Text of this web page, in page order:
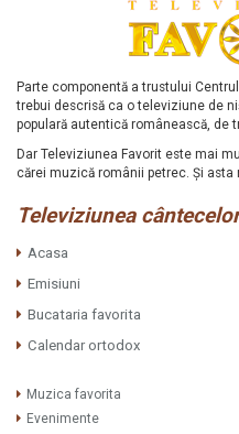
Parte componentă a trustului
trebui descrisă ca o televiziune de
populară autentică românească, de
Dar Televiziunea Favorit este mai
cărei muzică românii petrec. Şi
Televiziunea
Acasa
Emisiuni
Bucataria favorita
Calendar ortodox
Muzica favorita
Evenimente